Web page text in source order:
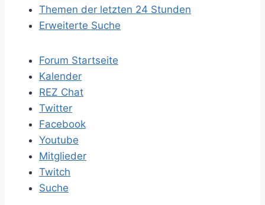
Themen der letzten 24 Stunden
Erweiterte Suche
Forum Startseite
Kalender
REZ Chat
Twitter
Facebook
Youtube
Mitglieder
Twitch
Suche